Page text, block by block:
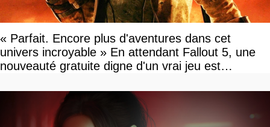
« Parfait. Encore plus d'aventures dans cet
univers incroyable » En attendant Fallout 5, une
nouveauté gratuite digne d'un vrai jeu est